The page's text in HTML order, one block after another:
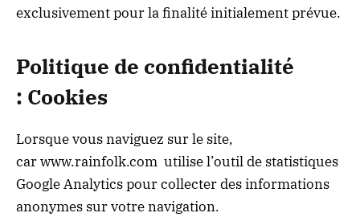
exclusivement pour la finalité initialement prévue.
Politique de confidentialité
: Cookies
Lorsque vous naviguez sur le site,
carwww.rainfolk.com utilise l’outil de statistiques
Google Analytics pour collecter des informations
anonymes sur votre navigation.